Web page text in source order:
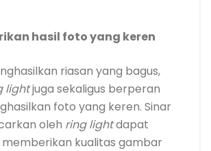
hasil foto yang keren
riasan yang bagus,
lightjuga sekaligus berperan
foto yang keren. Sinar
oleh ring lightdapat
kualitas gambar